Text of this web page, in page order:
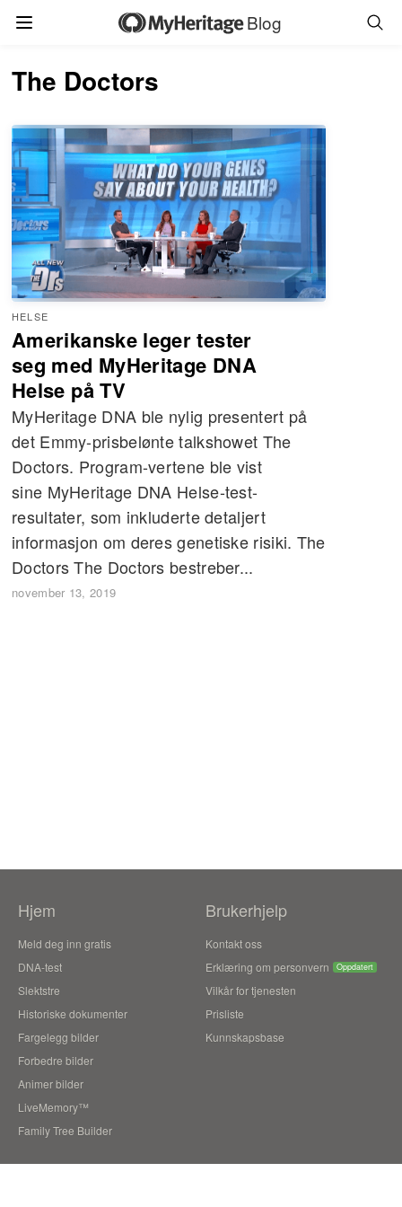
Blog
The Doctors
HELSE
Amerikanske leger tester
seg med MyHeritage DNA
Helse på TV
MyHeritage DNA ble nylig presentert på
det Emmy-prisbelønte talkshowet The
Doctors. Program-vertene ble vist
sine MyHeritage DNA Helse-test-
resultater, som inkluderte detaljert
informasjon om deres genetiske risiki. The
Doctors The Doctors bestreber...
november 13, 2019
Hjem
Meld deg inn gratis
DNA-test
Slektstre
Historiske dokumenter
Fargelegg bilder
Forbedre bilder
Animer bilder
LiveMemory™
Family Tree Builder
Brukerhjelp
Kontakt oss
Erklæring om personvern
Oppdatert
Vilkår for tjenesten
Prisliste
Kunnskapsbase